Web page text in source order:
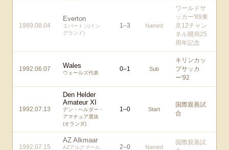
1989.08.04
Everton
エバートン(イン
グランド)
1–3 Named
ワールドサ
ッカー'89東
京12チャン
ネル開局25
周年記念
1992.06.07 Wales
ウェールズ代表
0–1 Sub
キリンカッ
プサッカ
ー'92
1992.07.13
Den Helder
Amateur XI
デン・ヘルダー・
アマチュア選抜
(オランダ)
1–0 Start
国際親善試
合
1992.07.15
AZ Alkmaar
AZアルクマール
2–0 Named
国際親善試